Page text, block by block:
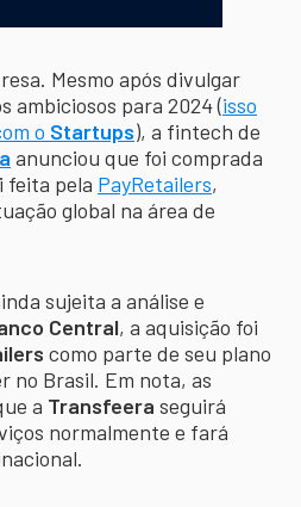
Mesmo após divulgar
ambiciosos para 2024 (isso
o Startups), a fintech de
anunciou que foi comprada
feita pela PayRetailers,
global na área de
sujeita a análise e
Central, a aquisição foi
como parte de seu plano
no Brasil. Em nota, as
a Transfeera seguirá
normalmente e fará